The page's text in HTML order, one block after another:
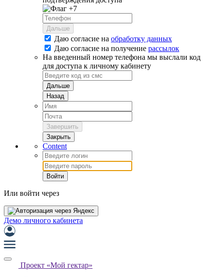
+7
Дальше
Даю согласие на обработку данных
Даю согласие на получение рассылок
На введенный номер телефона мы выслали код
для доступа к личному кабинету
Дальше
Назад
Завершить
Закрыть
Content
Войти
Или войти через
Демо личного кабинета
Проект «Мой гектар»